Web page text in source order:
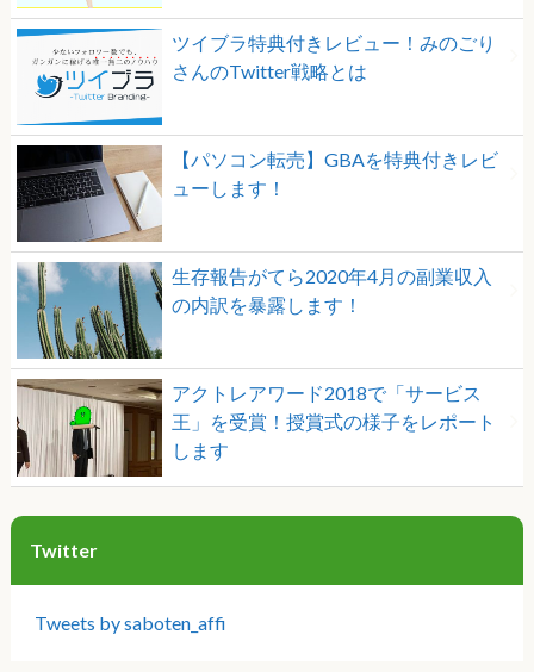
ツイブラ特典付きレビュー！みのごり
さんのTwitter戦略とは
【パソコン転売】GBAを特典付きレビ
ューします！
生存報告がてら2020年4月の副業収入
の内訳を暴露します！
アクトレアワード2018で「サービス
王」を受賞！授賞式の様子をレポート
します
Twitter
Tweets by saboten_affi